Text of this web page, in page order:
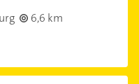
6,6 km